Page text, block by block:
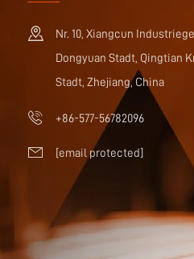
Nr. 10, Xiangcun
Dongyuan Stadt, Qingtian
Stadt, Zhejiang, China
+86-577-56782096
[email protected]